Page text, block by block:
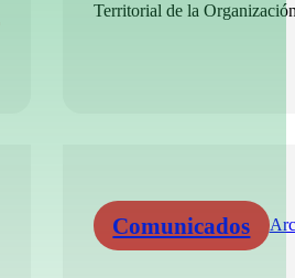
Territorial de la
Comunicados